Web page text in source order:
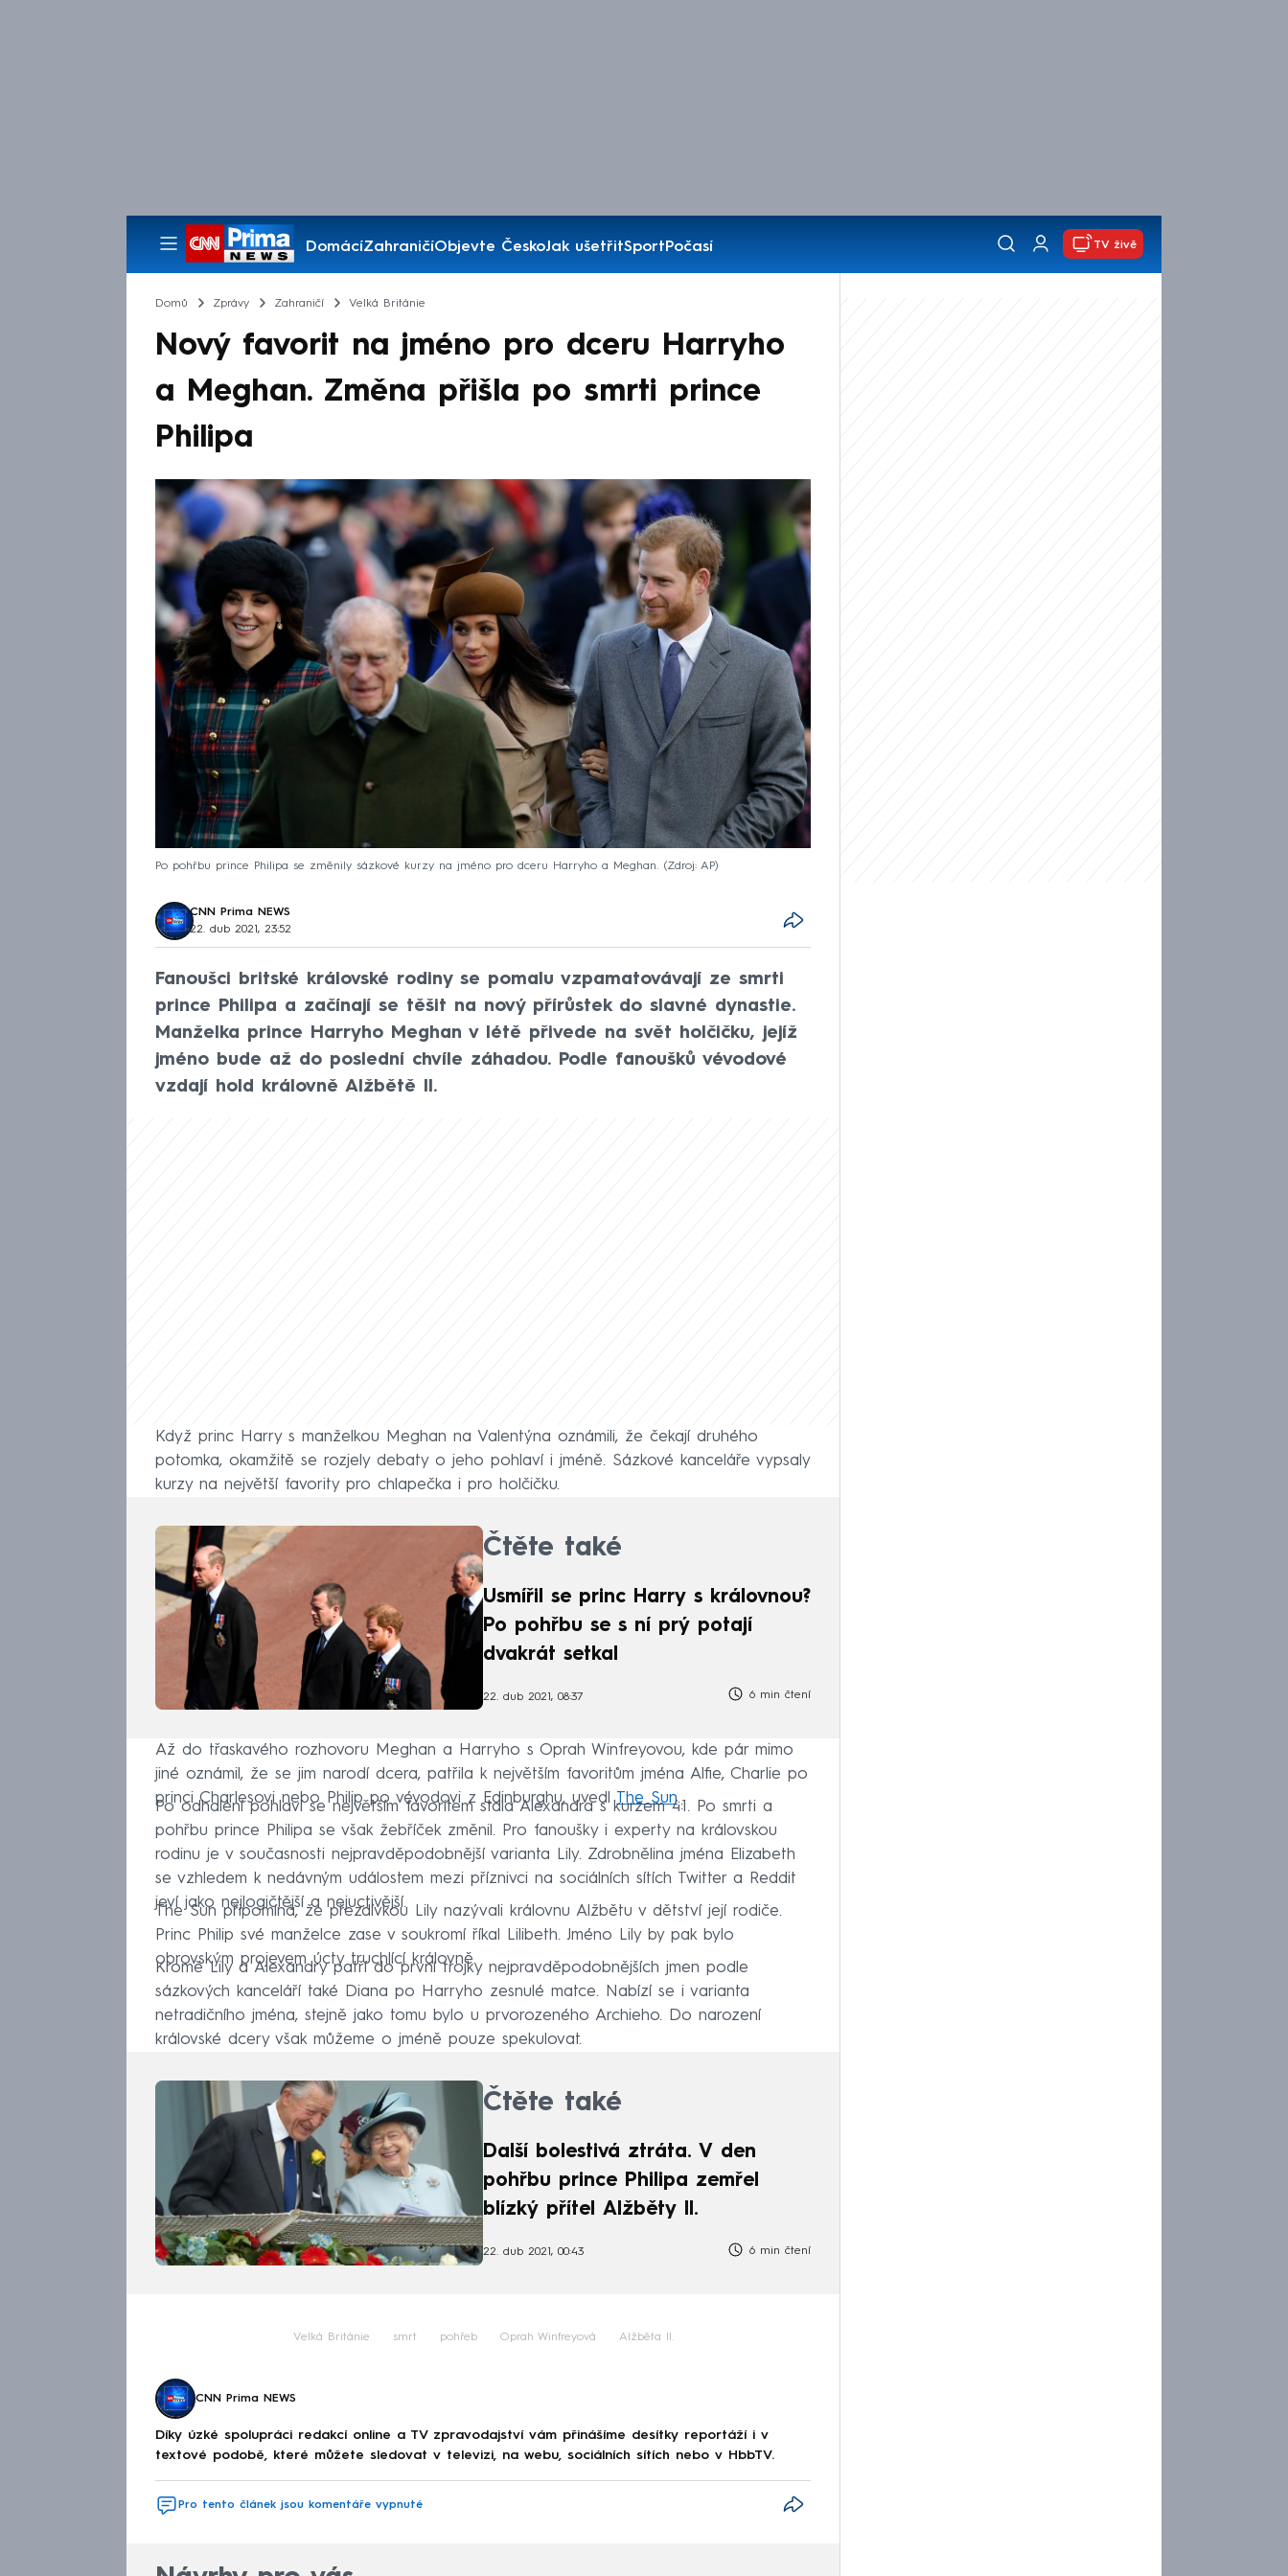
DomácíZahraničíObjevte ČeskoJak ušetřitSportPočasí
Pořady
TV živě
Domů Zprávy Zahraničí Velká Británie
Nový favorit na jméno pro dceru Harryho
a Meghan. Změna přišla po smrti prince
Philipa
Po pohřbu prince Philipa se změnily sázkové kurzy na jméno pro dceru Harryho a Meghan. Zdroj: AP
CNN Prima NEWS
22. dub 2021, 23:52
Fanoušci britské královské rodiny se pomalu vzpamatovávají ze smrti
prince Philipa a začínají se těšit na nový přírůstek do slavné dynastie.
Manželka prince Harryho Meghan v létě přivede na svět holčičku, jejíž
jméno bude až do poslední chvíle záhadou. Podle fanoušků vévodové
vzdají hold královně Alžbětě II.
Když princ Harry s manželkou Meghan na Valentýna oznámili, že čekají druhého
potomka, okamžitě se rozjely debaty o jeho pohlaví i jméně. Sázkové kanceláře vypsaly
kurzy na největší favority pro chlapečka i pro holčičku.
Čtěte také
Usmířil se princ Harry s královnou?
Po pohřbu se s ní prý potají
dvakrát setkal
22. dub 2021, 08:37 6 min čtení
Až do třaskavého rozhovoru Meghan a Harryho s Oprah Winfreyovou, kde pár mimo
jiné oznámil, že se jim narodí dcera, patřila k největším favoritům jména Alfie, Charlie po
princi Charlesovi nebo Philip po vévodovi z Edinburghu, uvedlThe Sun.
Po odhalení pohlaví se největším favoritem stala Alexandra s kurzem 4:1. Po smrti a
pohřbu prince Philipa se však žebříček změnil. Pro fanoušky i experty na královskou
rodinu je v současnosti nejpravděpodobnější varianta Lily. Zdrobnělina jména Elizabeth
se vzhledem k nedávným událostem mezi příznivci na sociálních sítích Twitter a Reddit
jeví jako nejlogičtější a nejuctivější.
The Sun připomíná, že přezdívkou Lily nazývali královnu Alžbětu v dětství její rodiče.
Princ Philip své manželce zase v soukromí říkal Lilibeth. Jméno Lily by pak bylo
obrovským projevem úcty truchlící královně.
Kromě Lily a Alexandry patří do první trojky nejpravděpodobnějších jmen podle
sázkových kanceláří také Diana po Harryho zesnulé matce. Nabízí se i varianta
netradičního jména, stejně jako tomu bylo u prvorozeného Archieho. Do narození
královské dcery však můžeme o jméně pouze spekulovat.
Čtěte také
Další bolestivá ztráta. V den
pohřbu prince Philipa zemřel
blízký přítel Alžběty II.
22. dub 2021, 00:43 6 min čtení
Velká Británie smrt pohřeb Oprah Winfreyová Alžběta II.
CNN Prima NEWS
Díky úzké spolupráci redakcí online a TV zpravodajství vám přinášíme desítky reportáží i v
textové podobě, které můžete sledovat v televizi, na webu, sociálních sítích nebo v HbbTV.
Pro tento článek jsou komentáře vypnuté